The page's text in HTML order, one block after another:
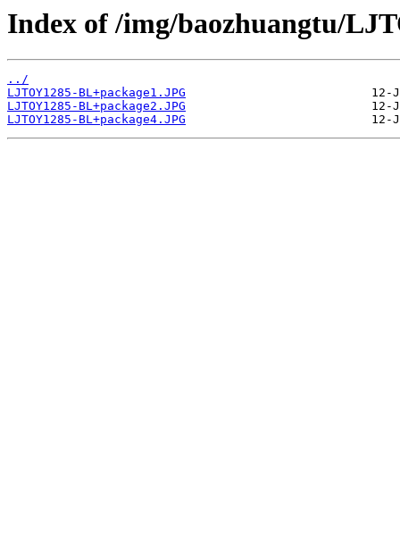
Index of /img/baozhuangtu/
../
LJTOY1285-BL+package1.JPG
LJTOY1285-BL+package2.JPG
LJTOY1285-BL+package4.JPG